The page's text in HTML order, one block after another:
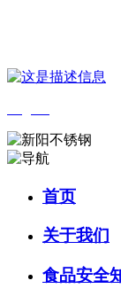
首页
关于我们
食品安全